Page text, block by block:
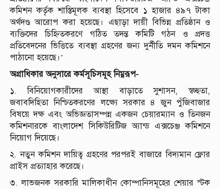
কমিশন কর্তৃক শাস্তিমূলক ব্যবস্থা হিসেবে ১ হাজার ৪৯৭ টাকা
অর্থদণ্ড আরোপ করা হয়েছে। এছাড়া দায়ী বিভিন্ন প্রতিষ্ঠান ও
ব্যক্তিদের চিহ্নিতকরণে গঠিত তদন্ত কমিটি গঠন ও প্রদত্ত
প্রতিবেদনের ভিত্তিতে ব্যবস্থা গ্রহণের জন্য দুর্নীতি দমন কমিশনে
পাঠানো হয়েছে।’
অগ্রাধিকার অনুসারে কর্মসূচিসমূহ নিম্নরূপ-
১. বিনিয়োগকারীদের আস্থা বাড়াতে সুশাসন, স্বচ্ছতা,
জবাবদিহিতা নিশ্চিতকরণের লক্ষ্যে সরকার ৪ জুন পুঁজিবাজার
বিষয়ে দক্ষ এবং অভিজ্ঞতাসম্পন্ন একজন চেয়ারম্যান ও তিনজন
কমিশনারকে বাংলাদেশ সিকিউরিটিজ অ্যান্ড এক্সচেঞ্জ কমিশনে
নিয়োগ দিয়েছে।
২. নতুন কমিশন দায়িত্ব গ্রহণের পরপরই বাজারে বিদ্যমান ফ্লোর
প্রাইস প্রত্যাহার করেছে।
৩. লাভজনক সরকারি মালিকাধীন কোম্পানিসমূহের শেয়ার স্টক